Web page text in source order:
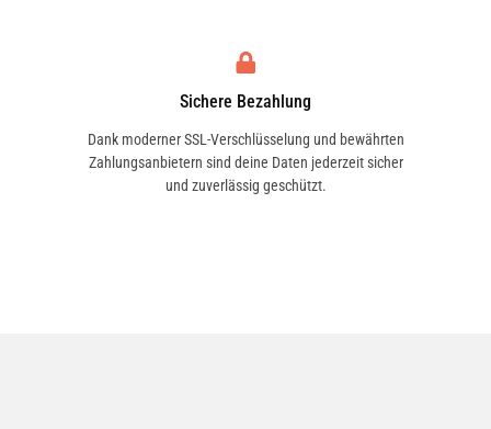
Sichere Bezahlung
Dank moderner SSL-Verschlüsselung und bewährten
Zahlungsanbietern sind deine Daten jederzeit sicher
und zuverlässig geschützt.